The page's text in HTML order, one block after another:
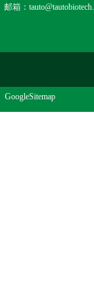
邮箱：
GoogleSitemap